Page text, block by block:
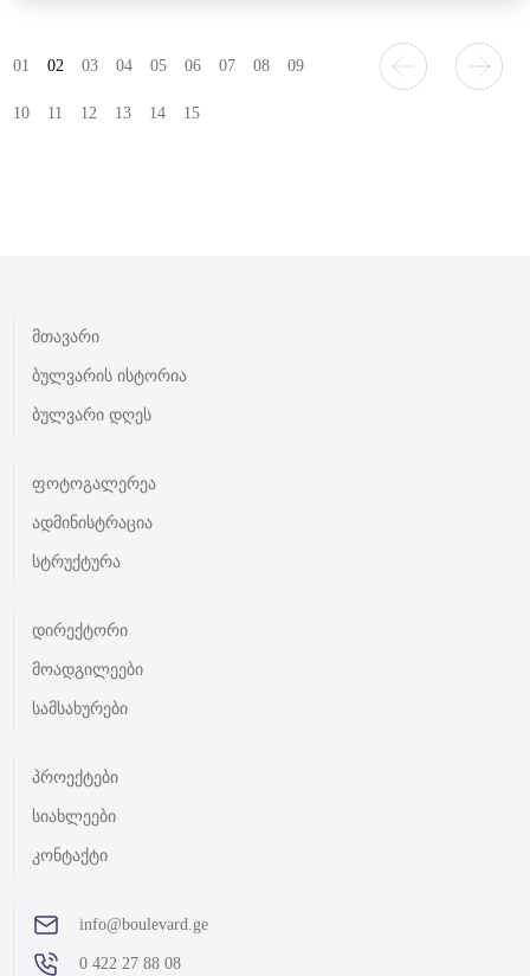
01 02 03 04 05 06 07 08 09
10 11 12 13 14 15
მთავარი
ბულვარის ისტორია
ბულვარი დღეს
ფოტოგალერეა
ადმინისტრაცია
სტრუქტურა
დირექტორი
მოადგილეები
სამსახურები
პროექტები
სიახლეები
კონტაქტი
info@boulevard.ge
0 422 27 88 08